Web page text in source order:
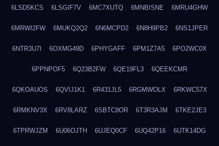
6LSD5KCS 6LSGIF7V 6MC7XUTQ 6MNBISNE 6MRU4GHW
6MRWI2FW 6MUKQ2Q2 6N6MCPD2 6N8H9PB2 6NS1JPER
6NTR3U7I 6OXMG49D 6PHYGAFF 6PM1Z7A5 6PO2WC0X
6PPNPOF5 6Q23B2FW 6QE19FL3 6QEEKCMR
6QKOAUOS 6QVIJ1K1 6R431JL5 6RGMWOLX 6RKWC57X
6RMKNV3X 6RV8LARZ 6SBTC8OR 6T3R3AJM 6TKE2JE3
6TPRWJZM 6U06OJTH 6UJEQ0CF 6UQ42P16 6UTK14DG